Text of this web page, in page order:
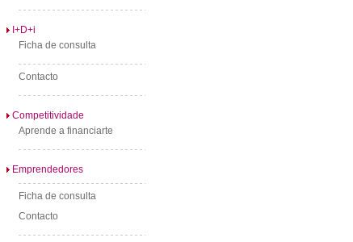
I+D+i
Ficha de consulta
Contacto
Competitividade
Aprende a financiarte
Emprendedores
Ficha de consulta
Contacto